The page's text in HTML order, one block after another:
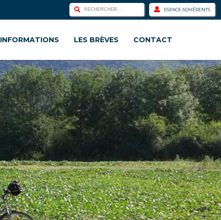
ESPACE ADHÉRENTS
INFORMATIONS LES BRÈVES CONTACT